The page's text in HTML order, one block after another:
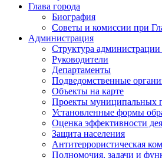
Глава города
Биография
Советы и комиссии при
Администрация
Структура администрации
Руководители
Департаменты
Подведомственные
Объекты на карте
Проекты муниципальных
Установленные формы
Оценка эффективности
Защита населения
Антитеррористическая
Полномочия, задачи и